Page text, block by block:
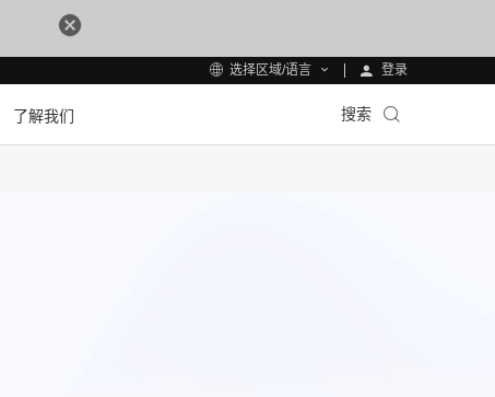
选择区域/语言 登录
了解我们 搜索